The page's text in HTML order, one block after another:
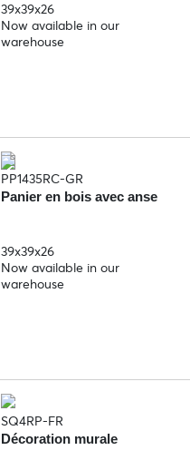
39x39x26
Now available in our
warehouse
PP1435RC-GR
Panier en bois avec anse
39x39x26
Now available in our
warehouse
SQ4RP-FR
Décoration murale